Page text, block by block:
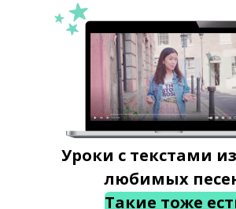
Уроки с текстами
любимых
Такие тоже